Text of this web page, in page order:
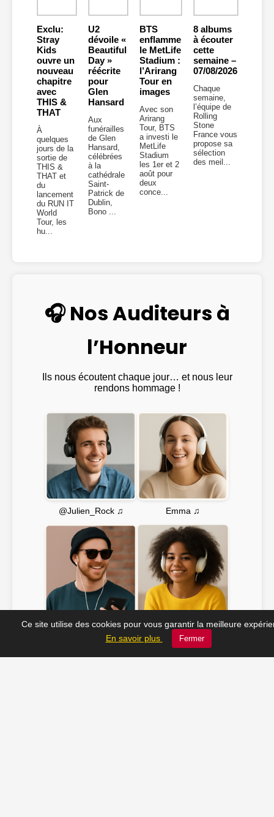
Exclu:
Stray
Kids
ouvre un
nouveau
chapitre
avec
THIS &
THAT
À
quelques
jours de la
sortie de
THIS &
THAT et
du
lancement
du RUN IT
World
Tour, les
hu...
U2
dévoile «
Beautiful
Day »
réécrite
pour
Glen
Hansard
Aux
funérailles
de Glen
Hansard,
célébrées
à la
cathédrale
Saint-
Patrick de
Dublin,
Bono ...
BTS
enflamme
le MetLife
Stadium :
l’Arirang
Tour en
images
Avec son
Arirang
Tour, BTS
a investi le
MetLife
Stadium
les 1er et 2
août pour
deux
conce...
8 albums
à écouter
cette
semaine –
07/08/2026
Chaque
semaine,
l’équipe de
Rolling
Stone
France vous
propose sa
sélection
des meil...
🎧 Nos Auditeurs à
l’Honneur
Ils nous écoutent chaque jour… et nous leur
rendons hommage !
@Julien_Rock ♫ Emma ♫
JC_13 ♫ Soline ♫
Ce site utilise des cookies pour vous garantir la meilleure
En savoir plus
Fermer